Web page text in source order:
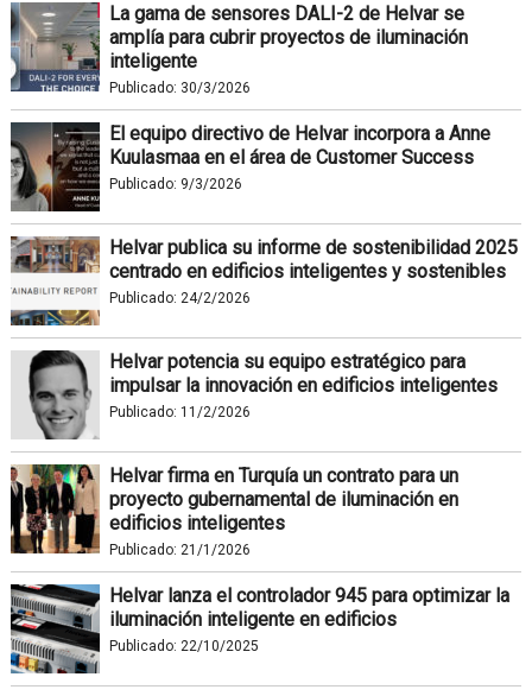
La gama de sensores DALI-2 de Helvar se
amplía para cubrir proyectos de iluminación
inteligente
Publicado: 30/3/2026
El equipo directivo de Helvar incorpora a Anne
Kuulasmaa en el área de Customer Success
Publicado: 9/3/2026
Helvar publica su informe de sostenibilidad 2025
centrado en edificios inteligentes y sostenibles
Publicado: 24/2/2026
Helvar potencia su equipo estratégico para
impulsar la innovación en edificios inteligentes
Publicado: 11/2/2026
Helvar firma en Turquía un contrato para un
proyecto gubernamental de iluminación en
edificios inteligentes
Publicado: 21/1/2026
Helvar lanza el controlador 945 para optimizar la
iluminación inteligente en edificios
Publicado: 22/10/2025